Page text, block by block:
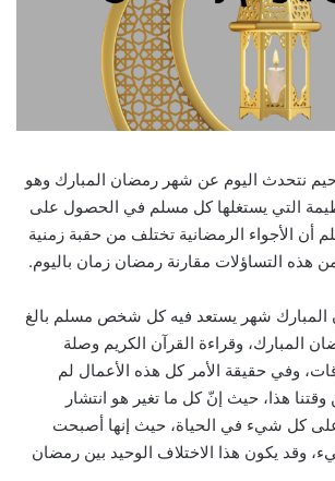
نتحدث اليوم عن شهر رمضان المبارك وهو
التي يستغلها كل مسلم في الحصول على
أن الأجواء الرمضانية تختلف من حقبة زمنية
هذه التساؤلات مقارنة رمضان زمان باليوم.
شهر يستعد فيه كل شخص مسلم بالغ
المبارك، وقراءة القرآن الكريم وصلة
وفي حقيقة الأمر كل هذه الأعمال لم
هذا، حيث إنّ كل ما تغير هو انتشار
على كل شيء في الحياة، حيث إنها أصبحت
وقد يكون هذا الاختلاف الوحيد بين رمضان